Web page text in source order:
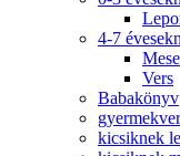
4-7
Mese
Vers
Babakönyv
kicsiknek